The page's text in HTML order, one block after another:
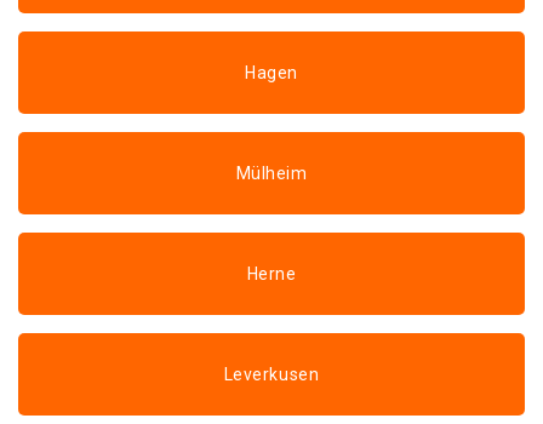
Hagen
Mülheim
Herne
Leverkusen